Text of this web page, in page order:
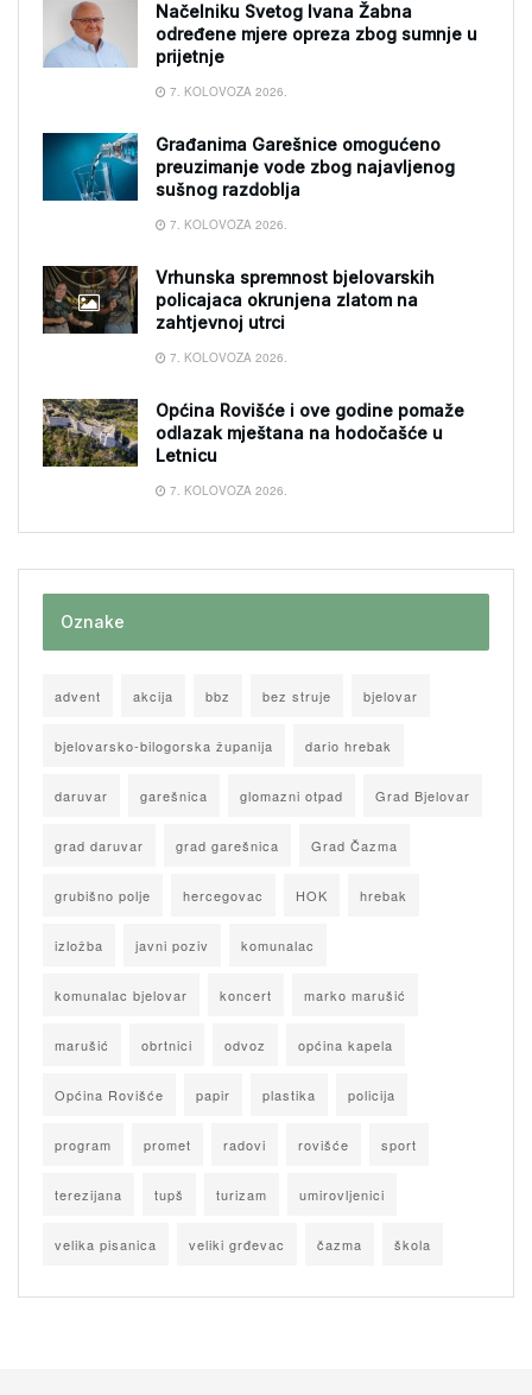
Načelniku Svetog Ivana Žabna
određene mjere opreza zbog sumnje u
prijetnje
7. KOLOVOZA 2026.
Građanima Garešnice omogućeno
preuzimanje vode zbog najavljenog
sušnog razdoblja
7. KOLOVOZA 2026.
Vrhunska spremnost bjelovarskih
policajaca okrunjena zlatom na
zahtjevnoj utrci
7. KOLOVOZA 2026.
Općina Rovišće i ove godine pomaže
odlazak mještana na hodočašće u
Letnicu
7. KOLOVOZA 2026.
Oznake
advent akcija bbz bez struje bjelovar
bjelovarsko-bilogorska županija dario hrebak
daruvar garešnica glomazni otpad Grad Bjelovar
grad daruvar grad garešnica Grad Čazma
grubišno polje hercegovac HOK hrebak
izložba javni poziv komunalac
komunalac bjelovar koncert marko marušić
marušić obrtnici odvoz općina kapela
Općina Rovišće papir plastika policija
program promet radovi rovišće sport
terezijana tupš turizam umirovljenici
velika pisanica veliki grđevac čazma škola